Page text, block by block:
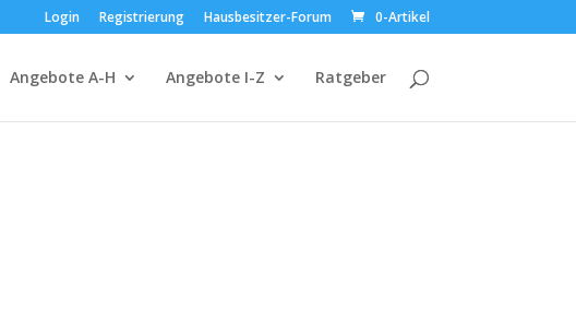
Login Registrierung Hausbesitzer-Forum 0-Artikel
Angebote A-H Angebote I-Z Ratgeber